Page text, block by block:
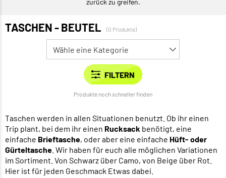
zurück zu greifen.
TASCHEN - BEUTEL (0 Produkte)
Produkte noch schneller finden
Taschen werden in allen Situationen benutzt. Ob ihr einen
Trip plant, bei dem ihr einen Rucksack benötigt, eine
einfache Brieftasche, oder aber eine einfache Hüft- oder
Gürteltasche . Wir haben für euch alle möglichen Variationen
im Sortiment. Von Schwarz über Camo, von Beige über Rot.
Hier ist für jeden Geschmack Etwas dabei.